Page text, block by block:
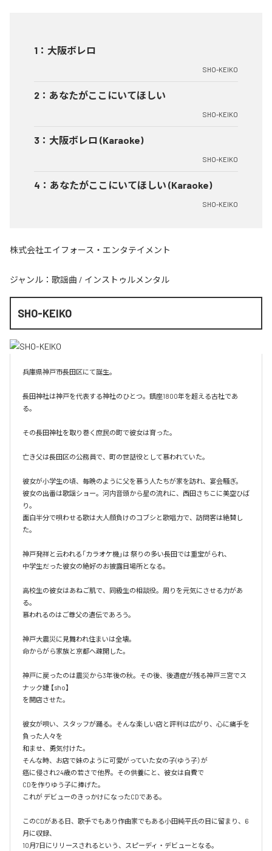
1 ： 大阪ボレロ
SHO-KEIKO
2 ： あなたがここにいてほしい
SHO-KEIKO
3 ： 大阪ボレロ (Karaoke)
SHO-KEIKO
4 ： あなたがここにいてほしい (Karaoke)
SHO-KEIKO
株式会社エイフォース・エンタテイメント
ジャンル： 歌謡曲 / インストゥルメンタル
SHO-KEIKO
兵庫県神戸市長田区にて誕生。
長田神社は神戸を代表する神社のひとつ。鎮座1800年を超える古社であ
る。
その長田神社を取り巻く庶民の町で彼女は育った。
亡き父は長田区の公務員で、町の世話役として慕われていた。
彼女が小学生の頃、毎晩のように父を慕う人たちが家を訪れ、宴会騒ぎ。
彼女の出番は歌謡ショー。河内音頭から星の流れに、西田さちこに美空ひば
り。
面白半分で唄わせる歌は大人顔負けのコブシと歌唱力で、訪問客は絶賛し
た。
神戸発祥と云われる「カラオケ機｣は 祭りの多い長田では重宝がられ、
中学生だった彼女の絶好のお披露目場所となる。
高校生の彼女はあねご肌で、同級生の相談役。周りを元気にさせる力があ
る。
慕われるのはご尊父の遺伝であろう。
神戸大震災に見舞われ住まいは全壊。
命からがら家族と京都へ疎開した。
神戸に戻ったのは震災から3年後の秋。その後、後遺症が残る神戸三宮でス
ナック婕 【sho】
を開店させた。
彼女が唄い、スタッフが踊る。そんな楽しい店と評判は広がり、心に痛手を
負った人々を
和ませ、勇気付けた。
そんな時、お店で妹のように可愛がっていた女の子(ゆう子）が
癌に侵され24歳の若さで他界。その供養にと、彼女は自費で
CDを作りゆう子に捧げた。
これが デビューのきっかけになったCDである。
このCDがある日、歌手でもあり作曲家でもある小田純平氏の目に留まり、6
月に収録、
10月7日にリリースされるという、スピーディ・デビューとなる。